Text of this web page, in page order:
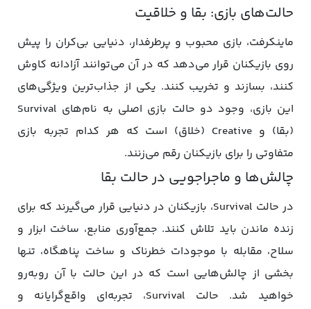
حالت‌های بازی: بقا و خلاقیت
ماینکرفت، بازی محبوب و پرطرفدار، دنیایی بی‌کران را پیش
روی بازیکنان قرار می‌دهد که در آن می‌توانند آزادانه کاوش
کنند، بسازند و تخریب کنند. یکی از جذاب‌ترین ویژگی‌های
این بازی، وجود دو حالت بازی اصلی به نام‌های Survival
(بقا) و Creative (خلاق) است که هر کدام تجربه بازی
متفاوتی را برای بازیکنان رقم می‌زنند.
چالش‌ها و ماجراجویی در حالت بقا
در حالت Survival، بازیکنان در دنیایی قرار می‌گیرند که برای
زنده ماندن باید تلاش کنند. جمع‌آوری منابع، ساخت ابزار و
سلاح، مقابله با موجودات خطرناک و ساخت پناهگاه، تنها
بخشی از چالش‌هایی است که در این حالت با آن روبه‌رو
خواهید شد. حالت Survival، تجربه‌ای واقع‌گرایانه و